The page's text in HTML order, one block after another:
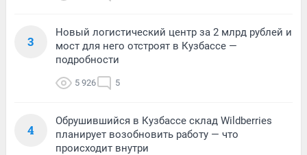
3
Новый логистический центр за 2 млрд рублей и
мост для него отстроят в Кузбассе —
подробности
5 926 5
4
Обрушившийся в Кузбассе склад Wildberries
планирует возобновить работу — что
происходит внутри